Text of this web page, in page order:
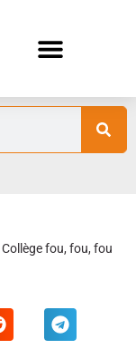
Collège fou, fou, fou